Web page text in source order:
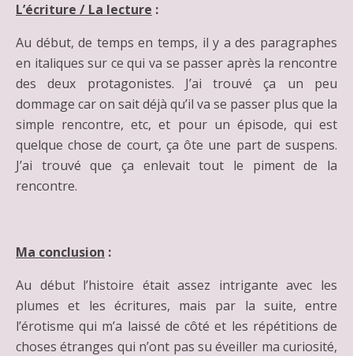
L’écriture / La lecture :
Au début, de temps en temps, il y a des paragraphes
en italiques sur ce qui va se passer après la rencontre
des deux protagonistes. J’ai trouvé ça un peu
dommage car on sait déjà qu’il va se passer plus que la
simple rencontre, etc, et pour un épisode, qui est
quelque chose de court, ça ôte une part de suspens.
J’ai trouvé que ça enlevait tout le piment de la
rencontre.
Ma conclusion :
Au début l’histoire était assez intrigante avec les
plumes et les écritures, mais par la suite, entre
l’érotisme qui m’a laissé de côté et les répétitions de
choses étranges qui n’ont pas su éveiller ma curiosité,